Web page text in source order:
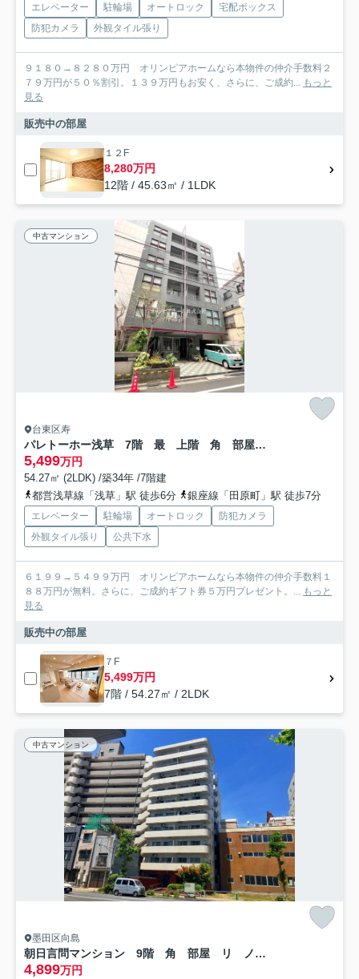
エレベーター 駐輪場 オートロック
宅配ボックス
防犯カメラ
外観タイル張り
９１８０→８２８０万円 オリンピアホームなら本物件の仲介手数料２
７９万円が５０％割引。１３９万円もお安く、さらに、ご成約... もっと
見る
販売中の部屋
１２F
8,280万円
12階 / 45.63㎡ / 1LDK
中古マンション
台東区寿
パレトーホー浅草 7階 最 上階 角 部屋 家具付
5,499万円
54.27㎡ (2LDK) /築34年 /7階建
都営浅草線「浅草」駅 徒歩6分
銀座線「田原町」駅 徒歩7分
エレベーター 駐輪場 オートロック
防犯カメラ
外観タイル張り
公共下水
６１９９→５４９９万円 オリンピアホームなら本物件の仲介手数料１
８８万円が無料。さらに、ご成約ギフト券５万円プレゼント。... もっと
見る
販売中の部屋
７F
5,499万円
7階 / 54.27㎡ / 2LDK
中古マンション
墨田区向島
朝日言問マンション 9階 角 部屋 リ ノベーション済 家具付
4,899万円